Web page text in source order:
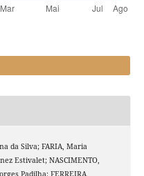
da Silva; FARIA, Maria
Estivalet; NASCIMENTO,